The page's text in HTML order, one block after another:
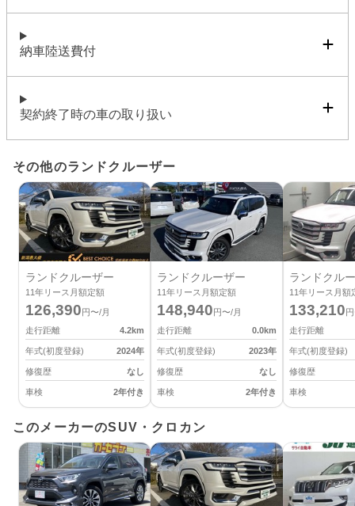
納車陸送費付
契約終了時の車の取り扱い
その他のランドクルーザー
ランドクルーザー
11年リース月額定額
126,390円〜/月
走行距離
4.2km
年式(初度登録) 2024年
修復歴 なし
車検 2年付き
ランドクルーザー
11年リース月額定額
148,940円〜/月
走行距離
0.0km
年式(初度登録) 2023年
修復歴 なし
車検 2年付き
ランドクル
11年リース月額
133,210
走行距離
年式(初度登録)
修復歴
車検
このメーカーのSUV・クロカン